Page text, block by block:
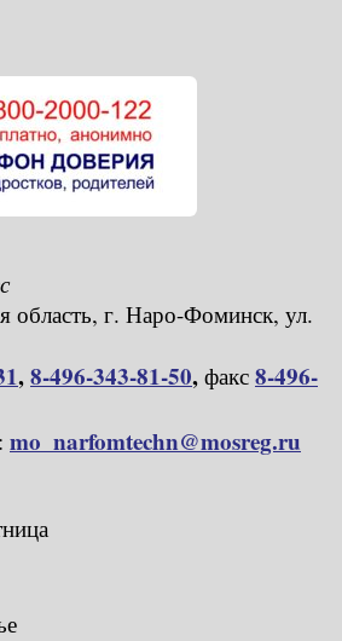
область, г. Наро-Фоминск, ул.
,8-496-343-81-50, факс 8-496-
mo_narfomtechn@mosreg.ru